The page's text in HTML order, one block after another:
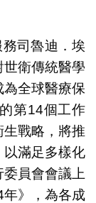
司魯迪．埃
衛傳統醫學
全球醫療保
第14個工作
戰略，將推
滿足多樣化
員會會議上
》，為各成